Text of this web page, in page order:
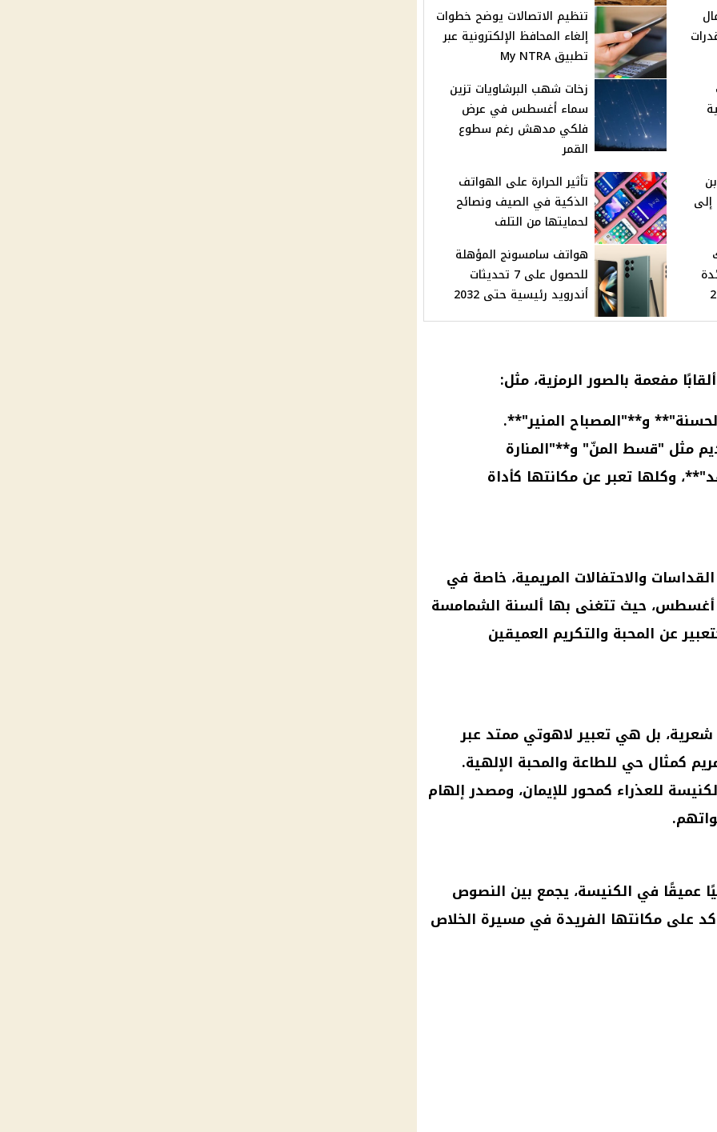
تنظيم الاتصالات يوضح خطوات
إلغاء المحافظ الإلكترونية عبر
تطبيق My NTRA
زخات شهب البرشاويات تزين
سماء أغسطس في عرض
فلكي مدهش رغم سطوع
القمر
تأثير الحرارة على الهواتف
الذكية في الصيف ونصائح
لحمايتها من التلف
هواتف سامسونج المؤهلة
للحصول على 7 تحديثات
أندرويد رئيسية حتى 2032
مفعمة بالصور الرمزية، مثل:
و**"المصباح المنير"**.
مثل "قسط المنّ" و**"المنارة
وكلها تعبر عن مكانتها كأداة
والاحتفالات المريمية، خاصة في
أغسطس، حيث تتغنى بها ألسنة الشمامسة
عن المحبة والتكريم العميقين
بل هي تعبير لاهوتي ممتد عبر
كمثال حي للطاعة والمحبة الإلهية.
للعذراء كمحور للإيمان، ومصدر إلهام
عميقًا في الكنيسة، يجمع بين النصوص
على مكانتها الفريدة في مسيرة الخلاص